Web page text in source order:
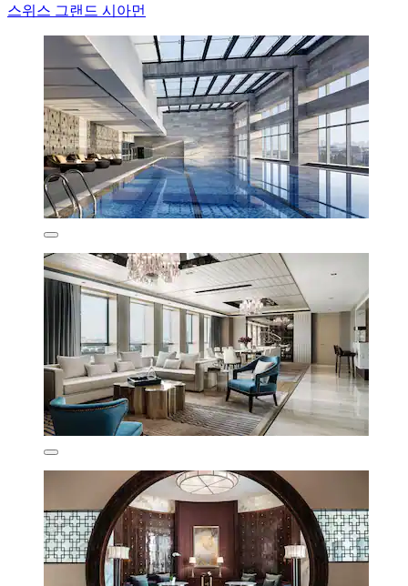
스위스 그랜드 시아먼